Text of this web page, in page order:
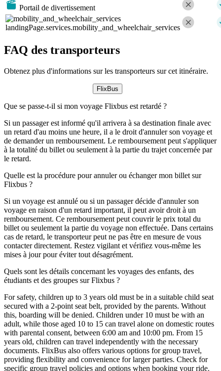
Portail de divertissement
landingPage.services.mobility_and_wheelchair_services
FAQ des transporteurs
Obtenez plus d'informations sur les transporteurs sur cet itinéraire.
FlixBus
Que se passe-t-il si mon voyage Flixbus est retardé ?
Si un passager est informé qu'il arrivera à sa destination finale avec
un retard d'au moins une heure, il a le droit d'annuler son voyage et
de demander un remboursement. Le remboursement peut s'appliquer
à la totalité du billet ou seulement à la partie du trajet concernée par
le retard.
Quelle est la procédure pour annuler ou échanger mon billet sur
Flixbus ?
Si un voyage est annulé ou si un passager décide d'annuler son
voyage en raison d'un retard important, il peut avoir droit à un
remboursement. Ce remboursement peut couvrir le prix total du
billet ou seulement la partie du voyage non effectuée. Dans certains
cas de retard, le transporteur peut ne pas être en mesure de vous
contacter directement. Restez vigilant et vérifiez vous-même les
mises à jour pour éviter tout désagrément.
Quels sont les détails concernant les voyages des enfants, des
étudiants et des groupes sur Flixbus ?
For safety, children up to 3 years old must be in a suitable child seat
secured with a 2-point seat belt, provided by the parents. Without
this, boarding will be denied. Children under 10 must be with an
adult, while those aged 10 to 15 can travel alone on domestic routes
with parental consent, between 6:00 am and 10:00 pm. From 15
years old, children can travel independently with the necessary
documents. FlixBus also offers various options for group travel,
providing flexibility and convenience for larger parties. Check for
specific group travel policies and options when booking your ride.